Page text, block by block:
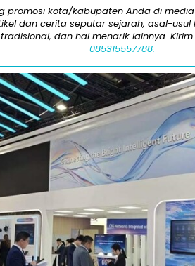
promosi kota/kabupaten Anda di
dan cerita seputar sejarah, asal-
dan hal menarik lainnya.
085315557788.